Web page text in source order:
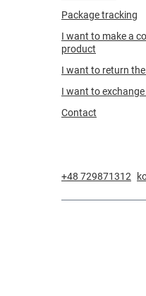
Package tracking
I want to make a
product
I want to return
I want to
Contact
+48 729871312